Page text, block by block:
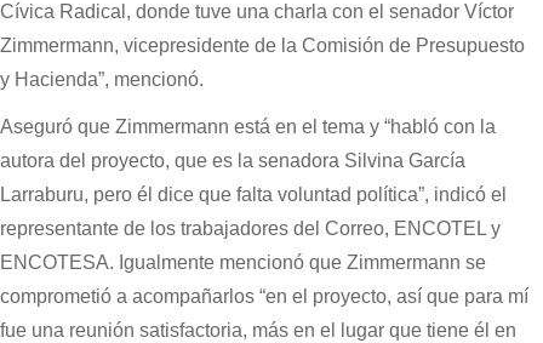
Cívica Radical, donde tuve una charla con el senador Víctor
Zimmermann, vicepresidente de la Comisión de Presupuesto
y Hacienda”, mencionó.
Aseguró que Zimmermann está en el tema y “habló con la
autora del proyecto, que es la senadora Silvina García
Larraburu, pero él dice que falta voluntad política”, indicó el
representante de los trabajadores del Correo, ENCOTEL y
ENCOTESA. Igualmente mencionó que Zimmermann se
comprometió a acompañarlos “en el proyecto, así que para mí
fue una reunión satisfactoria, más en el lugar que tiene él en